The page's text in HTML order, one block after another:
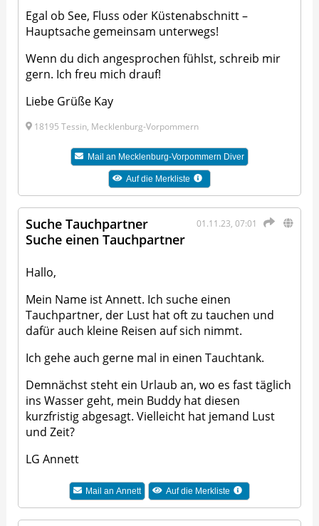
Egal ob See, Fluss oder Küstenabschnitt –
Hauptsache gemeinsam unterwegs!
Wenn du dich angesprochen fühlst, schreib mir
gern. Ich freu mich drauf!
Liebe Grüße Kay
18195 Tessin, Mecklenburg-Vorpommern
Mail an Mecklenburg-Vorpommern Diver
Auf die Merkliste
01.11.23, 07:01
Suche Tauchpartner
Suche einen Tauchpartner
Hallo,
Mein Name ist Annett. Ich suche einen
Tauchpartner, der Lust hat oft zu tauchen und
dafür auch kleine Reisen auf sich nimmt.
Ich gehe auch gerne mal in einen Tauchtank.
Demnächst steht ein Urlaub an, wo es fast täglich
ins Wasser geht, mein Buddy hat diesen
kurzfristig abgesagt. Vielleicht hat jemand Lust
und Zeit?
LG Annett
Mail an Annett Auf die Merkliste